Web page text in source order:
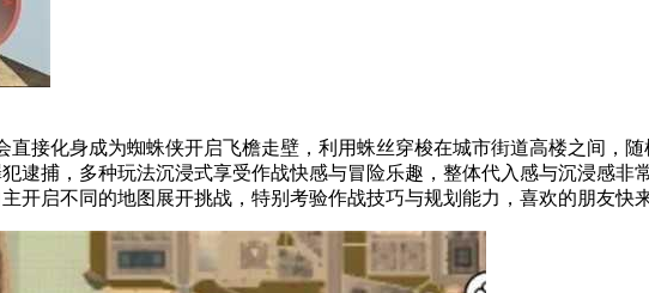
化身成为蜘蛛侠开启飞檐走壁，利用蛛丝穿梭在城市街道高楼之间，随
捕，多种玩法沉浸式享受作战快感与冒险乐趣，整体代入感与沉浸感非
启不同的地图展开挑战，特别考验作战技巧与规划能力，喜欢的朋友快